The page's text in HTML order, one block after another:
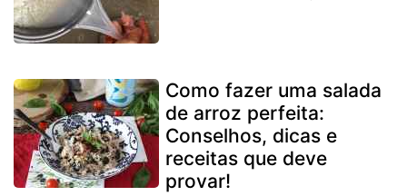
Como fazer uma salada
de arroz perfeita:
Conselhos, dicas e
receitas que deve
provar!